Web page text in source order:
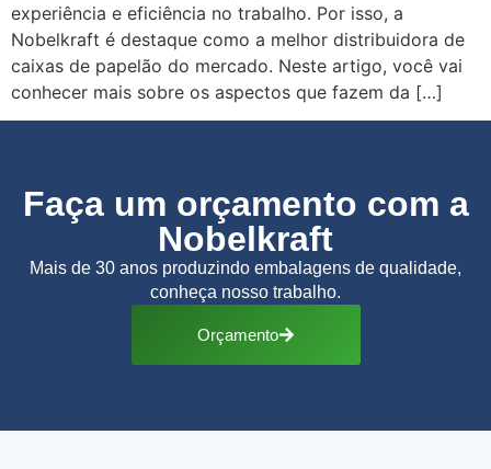
experiência e eficiência no trabalho. Por isso, a
Nobelkraft é destaque como a melhor distribuidora de
caixas de papelão do mercado. Neste artigo, você vai
conhecer mais sobre os aspectos que fazem da […]
Faça um orçamento com a
Nobelkraft
Mais de 30 anos produzindo embalagens de qualidade,
conheça nosso trabalho.
Orçamento